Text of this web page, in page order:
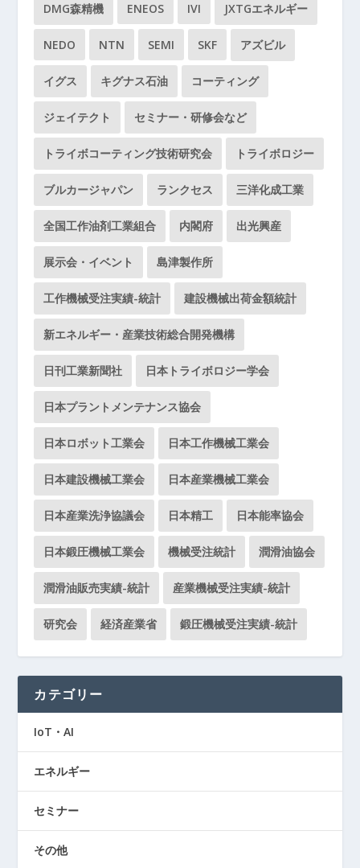
DMG森精機 ENEOS IVI JXTGエネルギー
NEDO NTN SEMI SKF アズビル
イグス キグナス石油 コーティング
ジェイテクト セミナー・研修会など
トライボコーティング技術研究会 トライボロジー
ブルカージャパン ランクセス 三洋化成工業
全国工作油剤工業組合 内閣府 出光興産
展示会・イベント 島津製作所
工作機械受注実績-統計 建設機械出荷金額統計
新エネルギー・産業技術総合開発機構
日刊工業新聞社 日本トライボロジー学会
日本プラントメンテナンス協会
日本ロボット工業会 日本工作機械工業会
日本建設機械工業会 日本産業機械工業会
日本産業洗浄協議会 日本精工 日本能率協会
日本鍛圧機械工業会 機械受注統計 潤滑油協会
潤滑油販売実績-統計 産業機械受注実績-統計
研究会 経済産業省 鍛圧機械受注実績-統計
カテゴリー
IoT・AI
エネルギー
セミナー
その他